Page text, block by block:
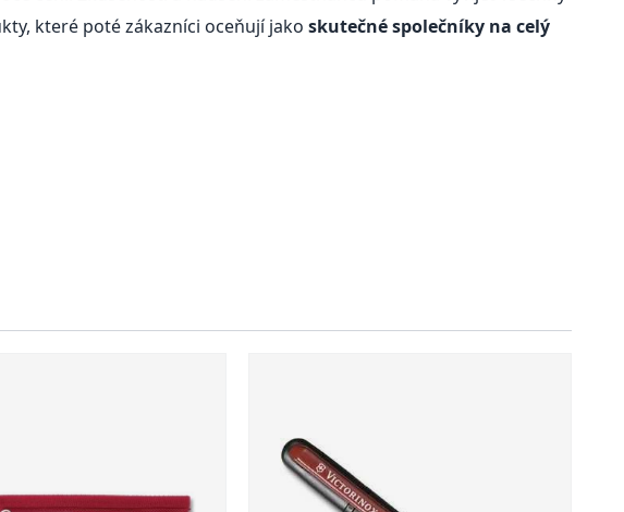
které poté zákazníci oceňují jako skutečné společníky na celý